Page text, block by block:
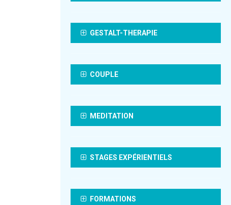
GESTALT-THERAPIE
COUPLE
MEDITATION
STAGES EXPÉRIENTIELS
FORMATIONS